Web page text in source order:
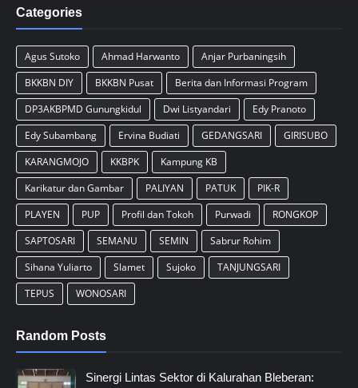
Categories
Agus Sutoko Ahmad Harwanto
Anjar Purbaningsih
BKKBN DIY
BKKBN Pusat
Berita dan Informasi Program
DP3AKBPMD Gunungkidul
Dwi Listyandari
Edy Pranoto
Edy Subambang
Ervina Budiati GEDANGSARI
GIRISUBO
KARANGMOJO
KKBPK
Kampung KB
Karikatur dan Gambar
PALIYAN PATUK
PIK-R
PLAYEN
PUP Profil dan Tokoh Purwadi
RONGKOP
SAPTOSARI
SEMANU SEMIN
Sabrur Rohim
Sihana Yuliarto
Slamet Sujoko
TANJUNGSARI
TEPUS
WONOSARI
Random Posts
Sinergi Lintas Sektor di Kalurahan Bleberan: